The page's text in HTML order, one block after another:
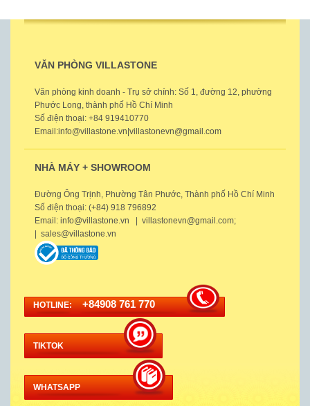
VĂN PHÒNG VILLASTONE
Văn phòng kinh doanh - Trụ sở chính: Số 1, đường 12, phường
Phước Long, thành phố Hồ Chí Minh
Số điện thoại: +84 919410770
Email:info@villastone.vn|villastonevn@gmail.com
NHÀ MÁY + SHOWROOM
Đường Ông Trịnh, Phường Tân Phước, Thành phố Hồ Chí Minh
Số điện thoại: (+84) 918 796892
Email: info@villastone.vn | villastonevn@gmail.com;
| sales@villastone.vn
HOTLINE:+84908 761 770
TIKTOK
WHATSAPP